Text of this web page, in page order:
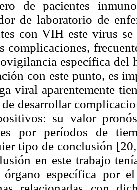
de pacientes
de laboratorio de
con VIH este virus
complicaciones,
específica del
con este punto, es
viral aparentemente
desarrollar
su valor
por períodos de
tipo de conclusión
en este trabajo
órgano específica por